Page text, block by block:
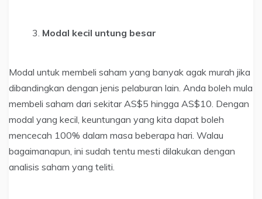
Modal kecil untung besar
Modal untuk membeli saham yang banyak agak murah jika
dibandingkan dengan jenis pelaburan lain. Anda boleh mula
membeli saham dari sekitar AS$5 hingga AS$10. Dengan
modal yang kecil, keuntungan yang kita dapat boleh
mencecah 100% dalam masa beberapa hari. Walau
bagaimanapun, ini sudah tentu mesti dilakukan dengan
analisis saham yang teliti.